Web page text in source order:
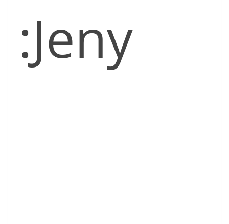
:Jeny